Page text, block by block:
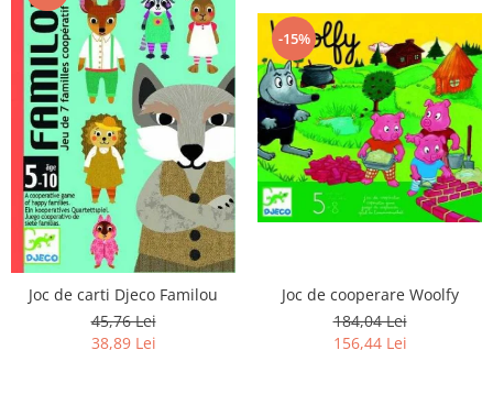
Joc de carti Djeco Familou
45,76 Lei
38,89 Lei
-15%
Joc de cooperare Woolfy
184,04 Lei
156,44 Lei